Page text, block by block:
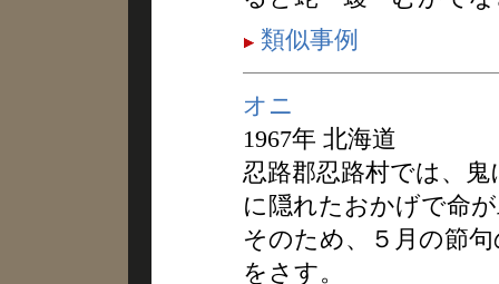
類似事例
オニ
1967年 北海道
忍路郡忍路村では、
に隠れたおかげで命
そのため、５月の節
をさす。